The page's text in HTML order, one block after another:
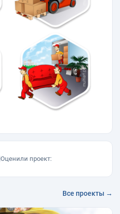
Оценили проект:
Все проекты →